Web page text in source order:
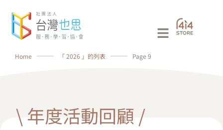
Main
Home ⸻ 「 2026 」的列表 ⸻ Page 9
\ 年度活動回顧 /